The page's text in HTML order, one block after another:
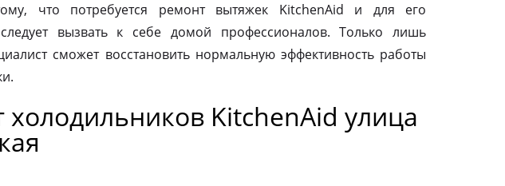
что потребуется ремонт вытяжек KitchenAid и для его
вызвать к себе домой профессионалов. Только лишь
сможет восстановить нормальную эффективность работы
холодильников KitchenAid улица